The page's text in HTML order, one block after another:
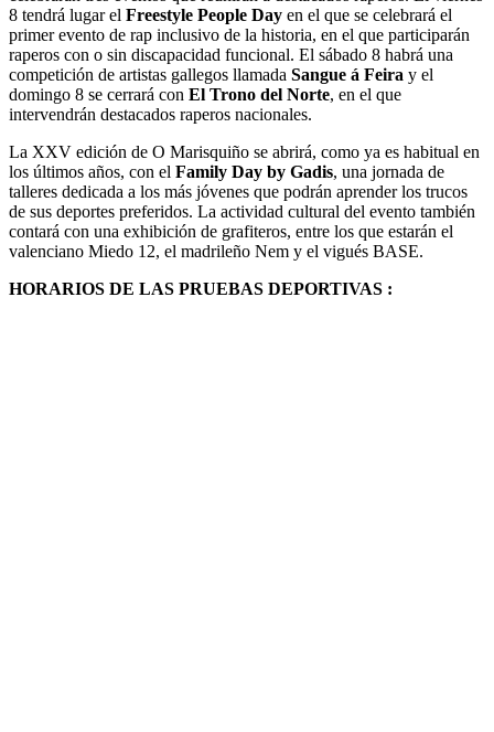
8 tendrá lugar el Freestyle People Day en el que se celebrará el
primer evento de rap inclusivo de la historia, en el que participarán
raperos con o sin discapacidad funcional. El sábado 8 habrá una
competición de artistas gallegos llamada Sangue á Feira y el
domingo 8 se cerrará con El Trono del Norte, en el que
intervendrán destacados raperos nacionales.
La XXV edición de O Marisquiño se abrirá, como ya es habitual en
los últimos años, con el Family Day by Gadis, una jornada de
talleres dedicada a los más jóvenes que podrán aprender los trucos
de sus deportes preferidos. La actividad cultural del evento también
contará con una exhibición de grafiteros, entre los que estarán el
valenciano Miedo 12, el madrileño Nem y el vigués BASE.
HORARIOS DE LAS PRUEBAS DEPORTIVAS :